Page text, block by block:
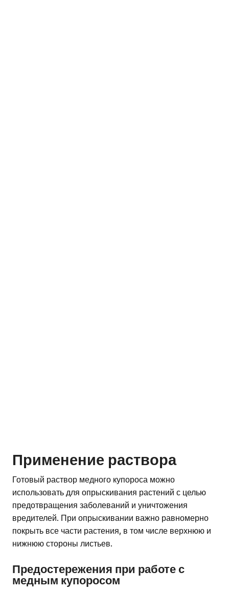
Применение раствора
Готовый раствор медного купороса можно
использовать для опрыскивания растений с целью
предотвращения заболеваний и уничтожения
вредителей. При опрыскивании важно равномерно
покрыть все части растения, в том числе верхнюю и
нижнюю стороны листьев.
Предостережения при работе с
медным купоросом